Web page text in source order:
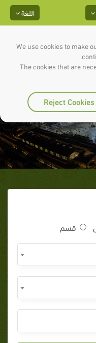
We use cookies to make
The cookies that are
Reject Cookies
اللغة
قسم